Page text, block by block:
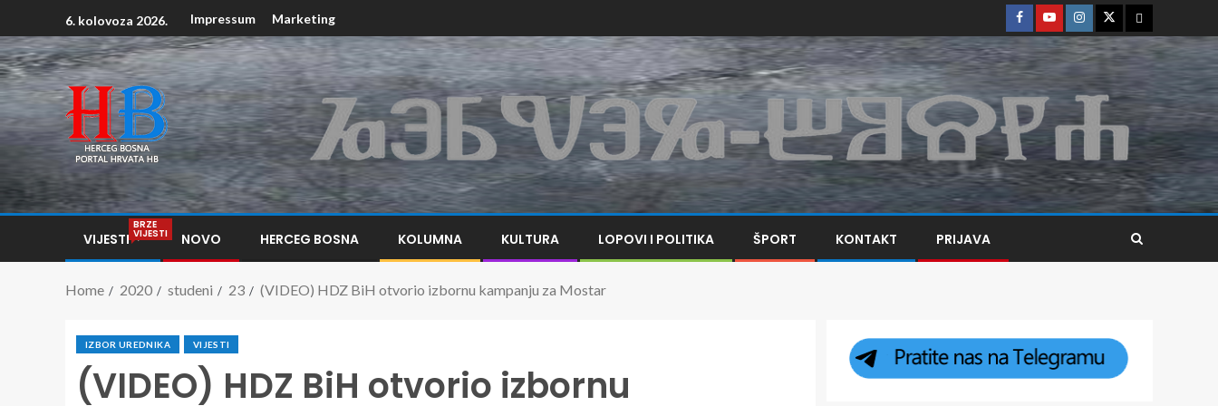
6. kolovoza 2026. Impressum Marketing
VIJESTI
BRZE
VIJESTI NOVO HERCEG BOSNA KOLUMNA KULTURA LOPOVI I POLITIKA ŠPORT KONTAKT PRIJAVA
Home 2020 studeni 23 (VIDEO) HDZ BiH otvorio izbornu kampanju za Mostar
IZBOR UREDNIKA VIJESTI
(VIDEO) HDZ BiH otvorio izbornu